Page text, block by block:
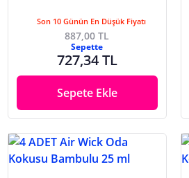
Son 10 Günün En Düşük Fiyatı
887,00 TL
Sepette
727,34 TL
Sepete Ekle